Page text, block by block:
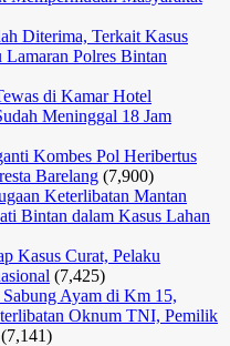
Diterima, Terkait Kasus
Polres Bintan
di Kamar Hotel
Meninggal 18 Jam
Kombes Pol Heribertus
Barelang (7,900)
Keterlibatan Mantan
Bintan dalam Kasus Lahan
Kasus Curat, Pelaku
(7,425)
Ayam di Km 15,
Oknum TNI, Pemilik
(7,141)